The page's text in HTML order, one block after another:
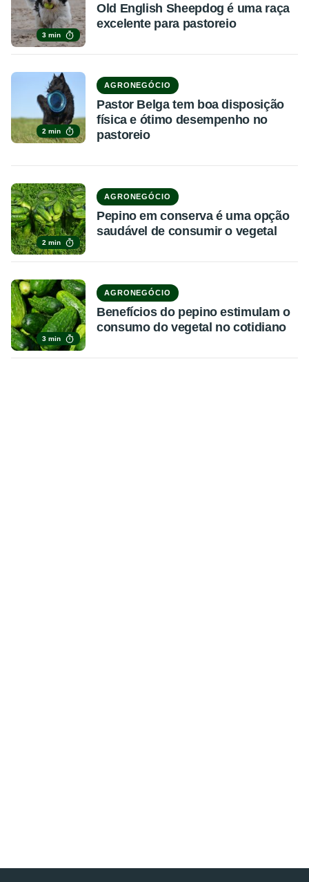
3 min
Old English Sheepdog é uma raça
excelente para pastoreio
2 min
AGRONEGÓCIO
Pastor Belga tem boa disposição
física e ótimo desempenho no
pastoreio
2 min
AGRONEGÓCIO
Pepino em conserva é uma opção
saudável de consumir o vegetal
3 min
AGRONEGÓCIO
Benefícios do pepino estimulam o
consumo do vegetal no cotidiano